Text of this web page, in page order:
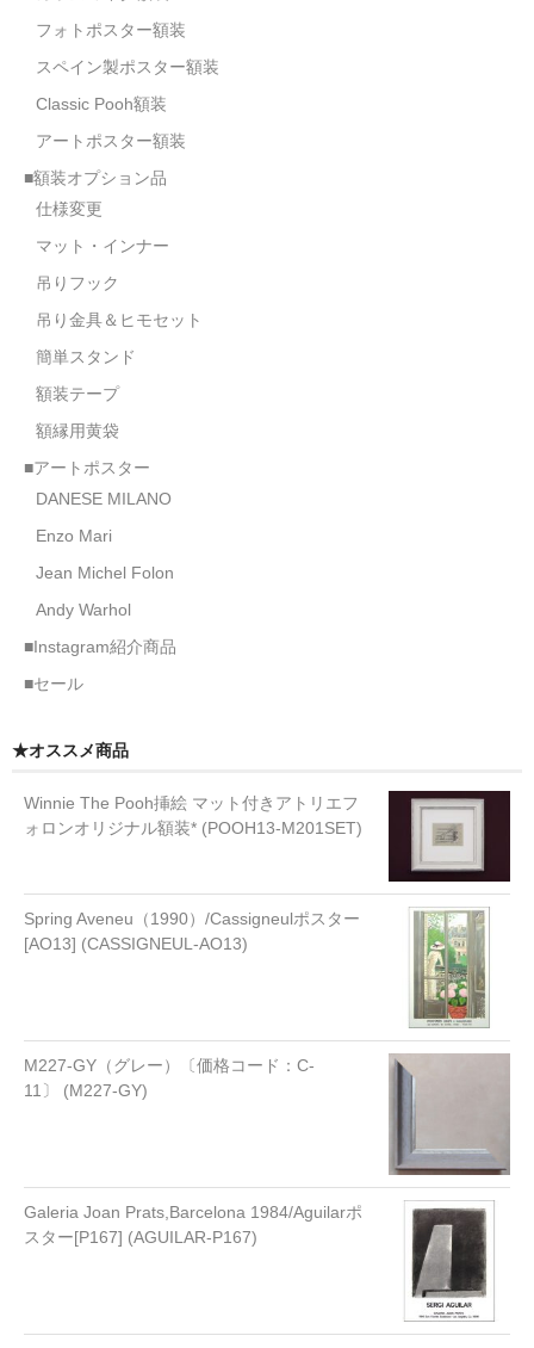
フォトポスター額装
スペイン製ポスター額装
Classic Pooh額装
アートポスター額装
■額装オプション品
仕様変更
マット・インナー
吊りフック
吊り金具＆ヒモセット
簡単スタンド
額装テープ
額縁用黄袋
■アートポスター
DANESE MILANO
Enzo Mari
Jean Michel Folon
Andy Warhol
■Instagram紹介商品
■セール
★オススメ商品
Winnie The Pooh挿絵 マット付きアトリエフ
ォロンオリジナル額装* (POOH13-M201SET)
Spring Aveneu（1990）/Cassigneulポスター
[AO13] (CASSIGNEUL-AO13)
M227-GY（グレー）〔価格コード：C-
11〕 (M227-GY)
Galeria Joan Prats,Barcelona 1984/Aguilarポ
スター[P167] (AGUILAR-P167)